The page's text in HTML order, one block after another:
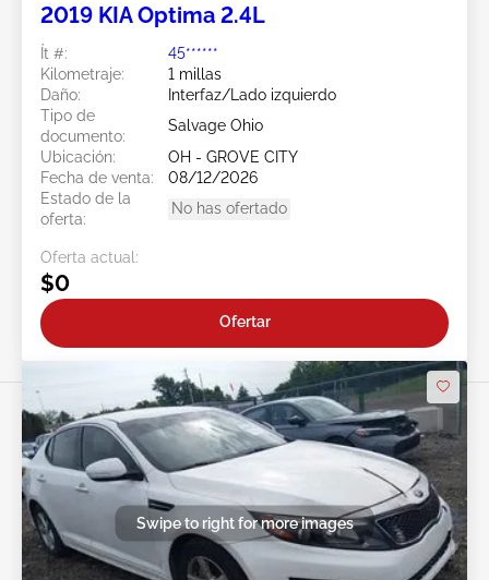
2019 KIA Optima 2.4L
Ít #:
45******
Kilometraje:
1 millas
Daño:
Interfaz/Lado izquierdo
Tipo de
documento:
Salvage Ohio
Ubicación:
OH - GROVE CITY
Fecha de venta:
08/12/2026
Estado de la
oferta:
No has ofertado
Oferta actual:
$0
Ofertar
Swipe to right for more images